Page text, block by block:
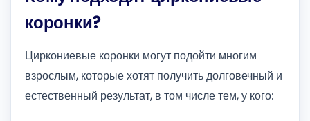
коронки?
Циркониевые коронки могут подойти многим
взрослым, которые хотят получить долговечный и
естественный результат, в том числе тем, у кого: